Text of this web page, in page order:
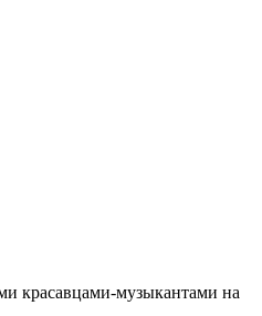
красавцами-музыкантами на